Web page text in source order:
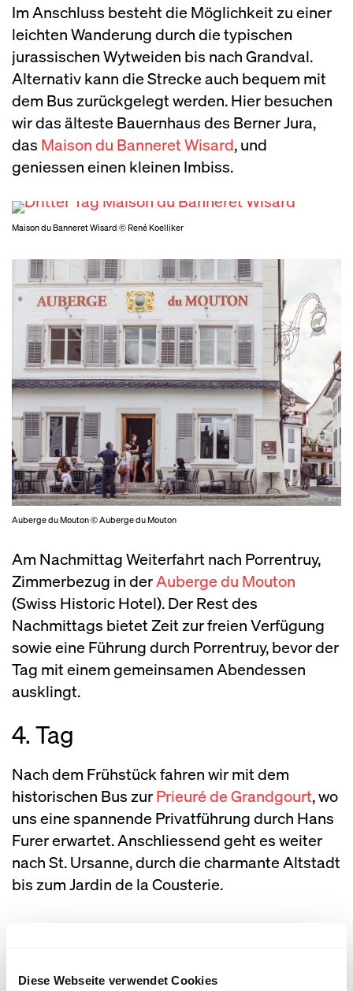
Diese Webseite verwendet Cookies
Im Anschluss besteht die Möglichkeit zu einer
leichten Wanderung durch die typischen
jurassischen Wytweiden bis nach Grandval.
Alternativ kann die Strecke auch bequem mit
dem Bus zurückgelegt werden. Hier besuchen
wir das älteste Bauernhaus des Berner Jura,
das Maison du Banneret Wisard, und
geniessen einen kleinen Imbiss.
Maison du Banneret Wisard © René Koelliker
Auberge du Mouton © Auberge du Mouton
Am Nachmittag Weiterfahrt nach Porrentruy,
Zimmerbezug in derAuberge du Mouton
(Swiss Historic Hotel). Der Rest des
Nachmittags bietet Zeit zur freien Verfügung
sowie eine Führung durch Porrentruy, bevor der
Tag mit einem gemeinsamen Abendessen
ausklingt.
4. Tag
Nach dem Frühstück fahren wir mit dem
historischen Bus zurPrieuré de Grandgourt, wo
uns eine spannende Privatführung durch Hans
Furer erwartet. Anschliessend geht es weiter
nach St. Ursanne, durch die charmante Altstadt
bis zum Jardin de la Cousterie.